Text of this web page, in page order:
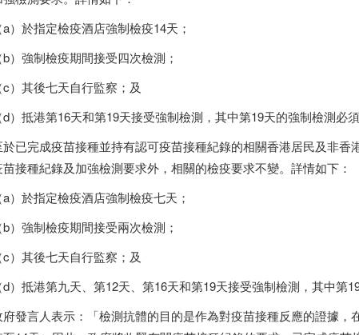
）於指定檢疫酒店強制檢疫14天；
）強制檢疫期間接受四次檢測；
）其後七天自行監察；及
）抵港第16天和第19天接受強制檢測，其中第19天的強制檢測必須
已完成疫苗接種並持有認可疫苗接種紀錄的相關香港居民及非香
接種紀錄及加強檢測要求外，相關的檢疫要求不變。詳情如下：
）於指定檢疫酒店強制檢疫七天；
）強制檢疫期間接受兩次檢測；
）其後七天自行監察；及
）抵港第九天、第12天、第16天和第19天接受強制檢測，其中第
發言人表示：「檢測抗體的目的是作為對疫苗接種反應的證據，